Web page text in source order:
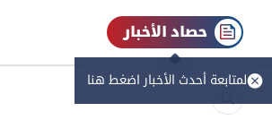
حصاد الأخبار
لمتابعة أحدث الأخبار اضغط هنا